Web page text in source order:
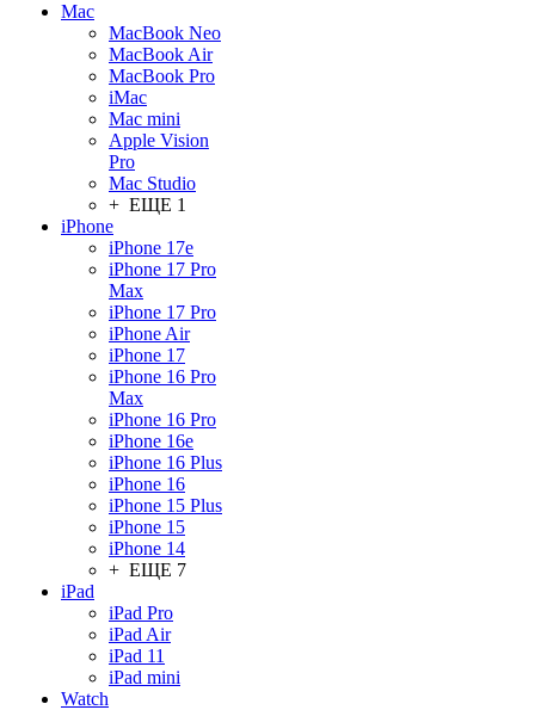
Mac
MacBook Neo
MacBook Air
MacBook Pro
iMac
Mac mini
Apple Vision
Pro
Mac Studio
+ ЕЩЕ 1
iPhone
iPhone 17e
iPhone 17 Pro
Max
iPhone 17 Pro
iPhone Air
iPhone 17
iPhone 16 Pro
Max
iPhone 16 Pro
iPhone 16e
iPhone 16 Plus
iPhone 16
iPhone 15 Plus
iPhone 15
iPhone 14
+ ЕЩЕ 7
iPad
iPad Pro
iPad Air
iPad 11
iPad mini
Watch